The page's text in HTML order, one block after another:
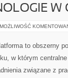
W
MOŻLIWOŚĆ
to obszerny
w którym
związane z